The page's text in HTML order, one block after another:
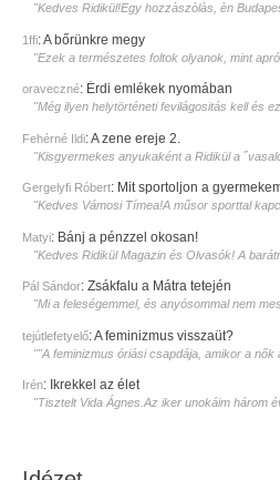
"Kedves Ridikül!Egy hozzàszòlàs, èn
1ffi:A bőrünkre megy
"Ezek a természetes foltok olyanok, mint
oraveczné: Érdi emlékek nyomában
"Még ilyen helytörténeti fevilágositás kell és
Fehérné Ildi:A zene ereje 2.
"Kisgyermekes anyukaként a Ridikül a
Gergelyfi Róbert: Mit sportoljon a
"Kedves Vámosi Tímea!A műsor sporttal
Matyi: Bánj a pénzzel okosan!
"Kedves Ridikül Magazin és Olvasók! A
Pál Sándor: Zsákfalu a Mátra tetején
"Mi a feleségemmel, és anyósommal nem
tejútlefetyelő:A feminizmus visszaüt?
""A feminizmus óriási csapdája, amikor a nők
Irén: Ikrekkel az élet
"Tisztelt Vida Ágnes.Az iker unokáim három